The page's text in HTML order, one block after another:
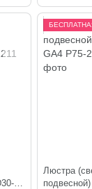
Люстра